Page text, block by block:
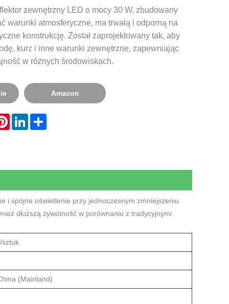
zewnętrzny LED o mocy 30 W, zbudowany
warunki atmosferyczne, ma trwałą i odporną na
konstrukcję. Został zaprojektowany tak, aby
kurz i inne warunki zewnętrzne, zapewniając
w różnych środowiskach.
Amazon
PinterestLinkedInShare
i spójne oświetlenie przy jednoczesnym zmniejszeniu
dłuższą żywotność w porównaniu z tradycyjnymi
sztuk
(Mainland)